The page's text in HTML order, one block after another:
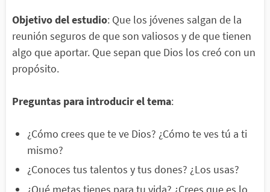
Objetivo del estudio: Que los jóvenes salgan de la
reunión seguros de que son valiosos y de que tienen
algo que aportar. Que sepan que Dios los creó con un
propósito.
Preguntas para introducir el tema:
¿Cómo crees que te ve Dios? ¿Cómo te ves tú a ti
mismo?
¿Conoces tus talentos y tus dones? ¿Los usas?
¿Qué metas tienes para tu vida? ¿Crees que es lo